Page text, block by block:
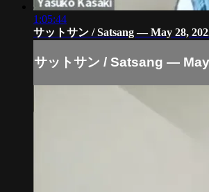
1:05:44
サットサン / Satsang — May 28,
サットサン / Satsang —